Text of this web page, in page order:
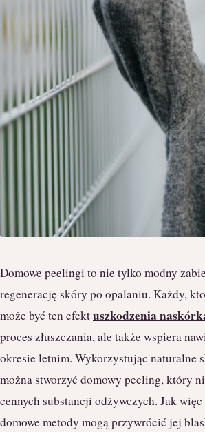
Domowe peelingi to nie tylko modny
regenerację skóry po opalaniu. Każdy,
może być ten efektuszkodzenia
proces złuszczania, ale także wspiera
okresie letnim. Wykorzystując naturalne
można stworzyć domowy peeling, który
cennych substancji odżywczych. Jak
domowe metody mogą przywrócić jej